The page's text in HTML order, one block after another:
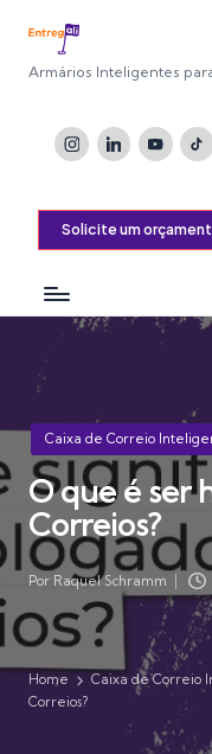
Armários Inteligentes
InstagramLinkedInYoutube
Solicite um
Posted
in
Caixa de Correio
O que é ser
Correios?
Posted
Por Raquel Schramm
Home Caixa de Correio
Correios?